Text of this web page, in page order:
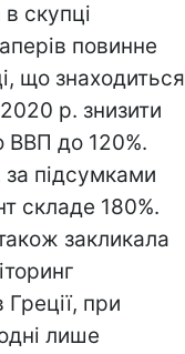
скупці
повинне
що знаходиться
р. знизити
ВВП до 120%.
за підсумками
складе 180%.
закликала
Греції, при
лише